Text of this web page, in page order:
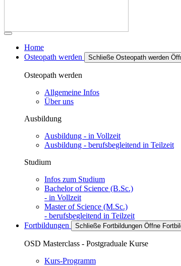
Home
Osteopath werden
Schließe Osteopath werden
Osteopath werden
Allgemeine Infos
Über uns
Ausbildung
Ausbildung - in Vollzeit
Ausbildung - berufsbegleitend in Teilzeit
Studium
Infos zum Studium
Bachelor of Science (B.Sc.)
- in Vollzeit
Master of Science (M.Sc.)
- berufsbegleitend in Teilzeit
Fortbildungen
Schließe Fortbildungen Öffne
OSD Masterclass - Postgraduale Kurse
Kurs-Programm